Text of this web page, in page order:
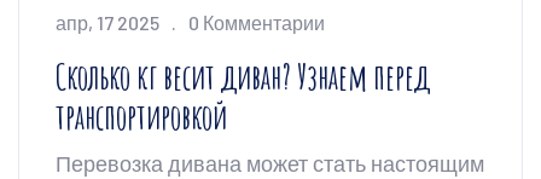
апр, 17 2025 0 Комментарии
Сколько кг весит диван? Узнаем перед
транспортировкой
Перевозка дивана может стать настоящим